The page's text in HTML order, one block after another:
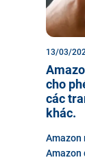
13/03/
cho
các
khác.
Amazon
Amazon